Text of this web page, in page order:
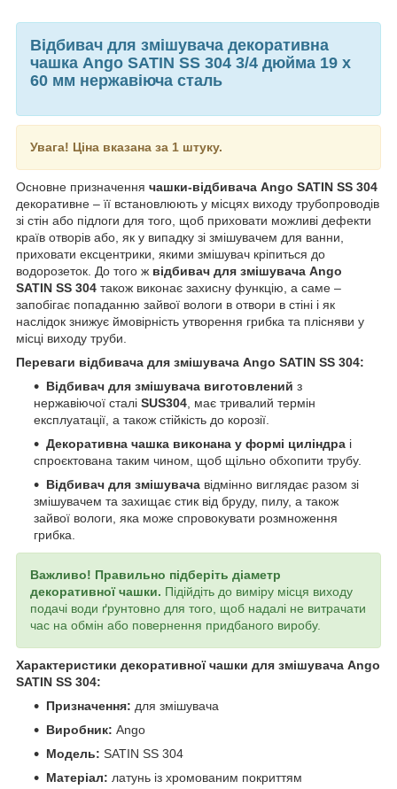
Відбивач для змішувача декоративна
чашка Ango SATIN SS 304 3/4 дюйма 19 х
60 мм нержавіюча сталь
Увага! Ціна вказана за 1 штуку.
Основне призначення чашки-відбивача Ango SATIN SS 304
декоративне – її встановлюють у місцях виходу трубопроводів
зі стін або підлоги для того, щоб приховати можливі дефекти
країв отворів або, як у випадку зі змішувачем для ванни,
приховати ексцентрики, якими змішувач кріпиться до
водорозеток. До того ж відбивач для змішувача Ango
SATIN SS 304 також виконає захисну функцію, а саме –
запобігає попаданню зайвої вологи в отвори в стіні і як
наслідок знижує ймовірність утворення грибка та плісняви у
місці виходу труби.
Переваги відбивача для змішувача Ango SATIN SS 304:
Відбивач для змішувача виготовлений з
нержавіючої сталі SUS304, має тривалий термін
експлуатації, а також стійкість до корозії.
Декоративна чашка виконана у формі циліндра і
спроєктована таким чином, щоб щільно обхопити трубу.
Відбивач для змішувача відмінно виглядає разом зі
змішувачем та захищає стик від бруду, пилу, а також
зайвої вологи, яка може спровокувати розмноження
грибка.
Важливо! Правильно підберіть діаметр
декоративної чашки. Підійдіть до виміру місця виходу
подачі води ґрунтовно для того, щоб надалі не витрачати
час на обмін або повернення придбаного виробу.
Характеристики декоративної чашки для змішувача Ango
SATIN SS 304:
Призначення: для змішувача
Виробник: Ango
Модель: SATIN SS 304
Матеріал: латунь із хромованим покриттям